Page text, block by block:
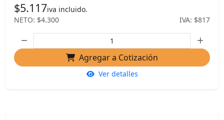
$5.117iva incluido.
NETO: $4.300
IVA: $817
Agregar a Cotización
Ver detalles